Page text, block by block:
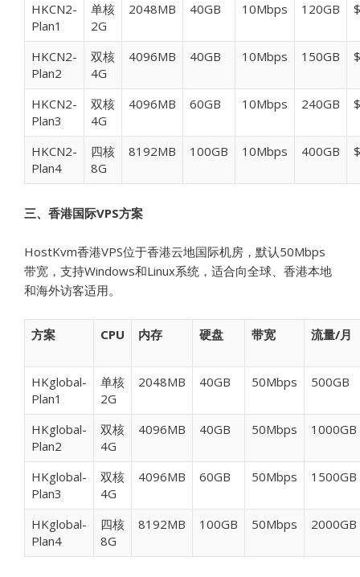
HKCN2-
Plan1
单核
2G
2048MB 40GB 10Mbps 120GB
HKCN2-
Plan2
双核
4G
4096MB 40GB 10Mbps 150GB
HKCN2-
Plan3
双核
4G
4096MB 60GB 10Mbps 240GB
HKCN2-
Plan4
四核
8G
8192MB 100GB 10Mbps 400GB
三、香港国际VPS方案
HostKvm香港VPS位于香港云地国际机房，默认50Mbps
带宽，支持Windows和Linux系统，适合向全球、香港本地
和海外访客适用。
方案 CPU 内存 硬盘 带宽 流量/月
HKglobal-
Plan1
单核
2G
2048MB 40GB 50Mbps 500GB
HKglobal-
Plan2
双核
4G
4096MB 40GB 50Mbps 1000GB
HKglobal-
Plan3
双核
4G
4096MB 60GB 50Mbps 1500GB
HKglobal-
Plan4
四核
8G
8192MB 100GB 50Mbps 2000GB